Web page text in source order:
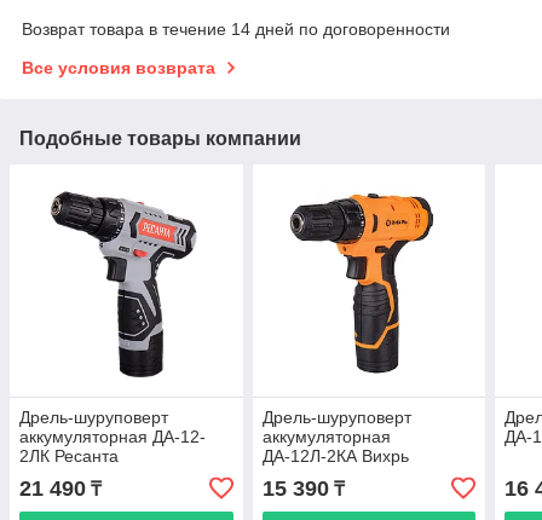
Возврат товара в течение 14 дней по договоренности
Все условия возврата
Подобные товары компании
Дрель-шуруповерт
аккумуляторная ДА-12-
2ЛК Ресанта
21 490 ₸
Дрель-шуруповерт
аккумуляторная
ДА-12Л-2КА Вихрь
15 390₸
ДА-
16